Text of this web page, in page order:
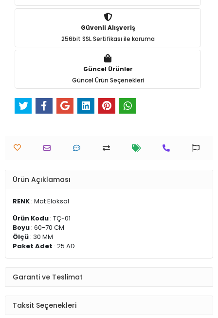
Güvenli Alışveriş
256bit SSL Sertifikası ile koruma
Güncel Ürünler
Güncel Ürün Seçenekleri
Ürün Açıklaması
RENK : Mat Eloksal
Ürün Kodu : TÇ-01
Boyu : 60-70 CM
Ölçü : 30 MM
Paket Adet : 25 AD.
Garanti ve Teslimat
Taksit Seçenekleri